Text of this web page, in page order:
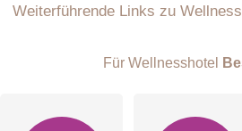
E-Mail-Adresse (wird nicht
Weiterführende Links zu
Für Wellnesshotel